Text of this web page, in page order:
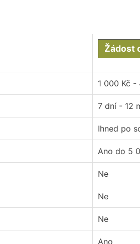
Žádost
1 000 Kč -
7 dní - 12
Ihned po
Ano do 5
Ne
Ne
Ne
Ano